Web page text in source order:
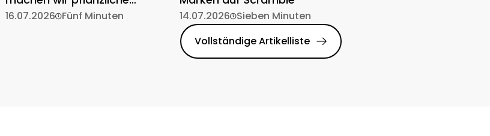
Ernährung einfach
16.07.2026 Fünf Minuten 14.07.2026 Sieben Minuten
Vollständige Artikelliste